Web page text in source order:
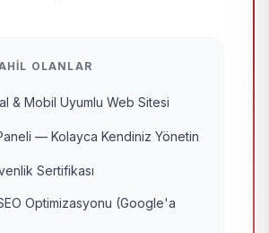
OLANLAR
& Mobil Uyumlu Web Sitesi
— Kolayca Kendiniz Yönetin
Sertifikası
Optimizasyonu (Google'a